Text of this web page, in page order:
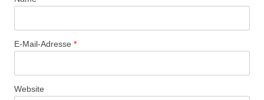
E-Mail-Adresse *
Website